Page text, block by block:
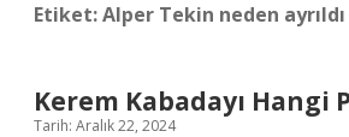
Etiket:Alper Tekin neden ayrıldı
Kerem Kabadayı Hangi
Tarih: Aralık 22, 2024